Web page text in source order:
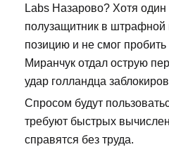
Labs Назарово? Хотя один
полузащитник в штрафной
позицию и не смог пробить
Миранчук отдал острую
удар голландца
Спросом будут
требуют быстрых
справятся без труда.